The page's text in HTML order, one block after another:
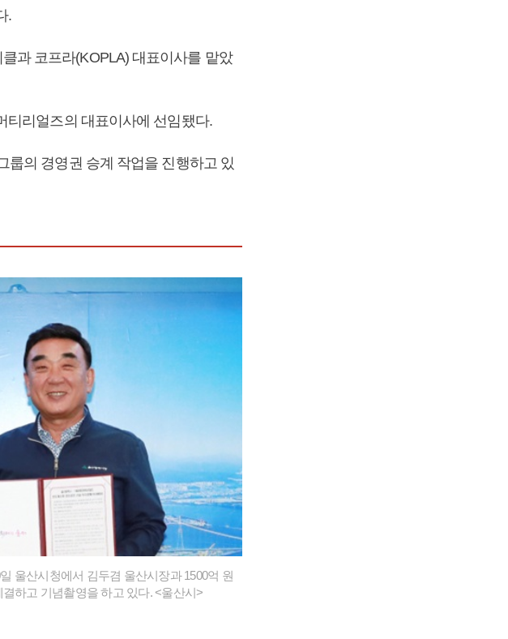
.
과 코프라(KOPLA) 대표이사를 맡았
티리얼즈의 대표이사에 선임됐다.
룹의 경영권 승계 작업을 진행하고 있
울산시청에서 김두겸 울산시장과 1500억 원
하고 기념촬영을 하고 있다. <울산시>